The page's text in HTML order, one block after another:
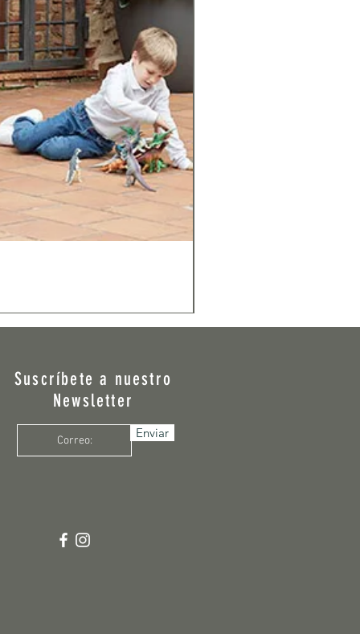
Enviar
Suscríbete a nuestro
Newsletter